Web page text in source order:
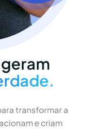
transformar a
e criam